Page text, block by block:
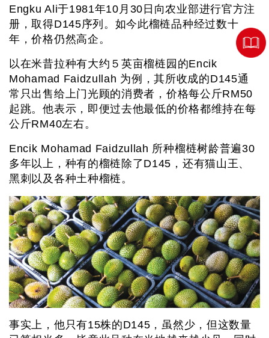
Engku Ali于1981年10月30日向农业部进行官方注
册，取得D145序列。如今此榴梿品种经过数十
年，价格仍然高企。
以在米昔拉种有大约５英亩榴梿园的Encik
Mohamad Faidzullah 为例，其所收成的D145通
常只出售给上门光顾的消费者，价格每公斤RM50
起跳。他表示，即便过去他最低的价格都维持在每
公斤RM40左右。
Encik Mohamad Faidzullah 所种榴梿树龄普遍30
多年以上，种有的榴梿除了D145，还有猫山王、
黑刺以及各种土种榴梿。
事实上，他只有15株的D145，虽然少，但这数量